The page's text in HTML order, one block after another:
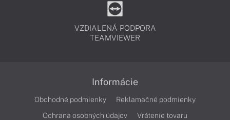
VZDIALENÁ PODPORA
TEAMVIEWER
Informácie
Obchodné podmienky
Reklamačné podmienky
Ochrana osobných údajov
Vrátenie tovaru